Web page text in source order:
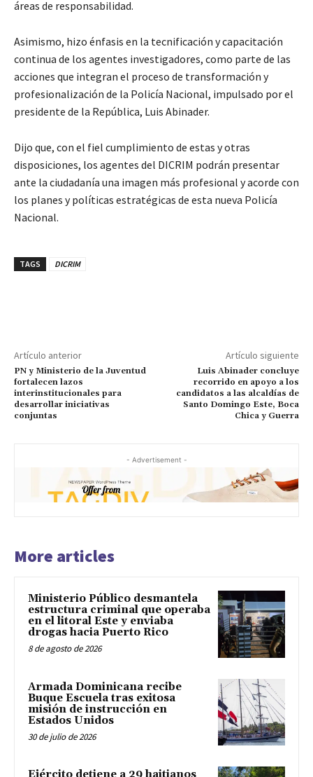
áreas de responsabilidad.
Asimismo, hizo énfasis en la tecnificación y capacitación
continua de los agentes investigadores, como parte de las
acciones que integran el proceso de transformación y
profesionalización de la Policía Nacional, impulsado por el
presidente de la República, Luis Abinader.
Dijo que, con el fiel cumplimiento de estas y otras
disposiciones, los agentes del DICRIM podrán presentar
ante la ciudadanía una imagen más profesional y acorde con
los planes y políticas estratégicas de esta nueva Policía
Nacional.
TAGS DICRIM
Artículo anterior
PN y Ministerio de la Juventud
fortalecen lazos
interinstitucionales para
desarrollar iniciativas
conjuntas
Artículo siguiente
Luis Abinader concluye
recorrido en apoyo a los
candidatos a las alcaldías de
Santo Domingo Este, Boca
Chica y Guerra
- Advertisement -
More articles
Ministerio Público desmantela
estructura criminal que operaba
en el litoral Este y enviaba
drogas hacia Puerto Rico
8 de agosto de 2026
Armada Dominicana recibe
Buque Escuela tras exitosa
misión de instrucción en
Estados Unidos
30 de julio de 2026